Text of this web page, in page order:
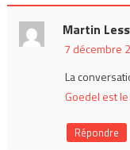
Martin
7 décembre
La
Goedel est
Répondre